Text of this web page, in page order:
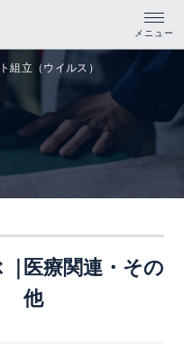
メニュー
組立（ウイルス）
医療関連・その
他